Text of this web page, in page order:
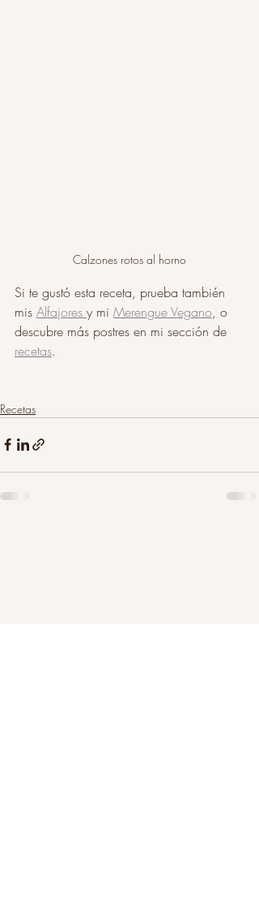
Calzones rotos al horno
Si te gustó esta receta, prueba también
mis Alfajores y mi Merengue Vegano, o
descubre más postres en mi sección de
recetas.
Recetas